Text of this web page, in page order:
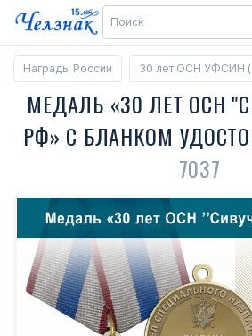
Награды России 30 лет ОСН УФСИН
МЕДАЛЬ «30 ЛЕТ ОСН
РФ» С БЛАНКОМ
7037